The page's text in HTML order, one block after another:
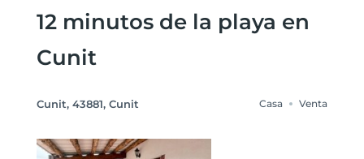
12 minutos de la playa en
Cunit
Cunit, 43881, Cunit Casa Venta